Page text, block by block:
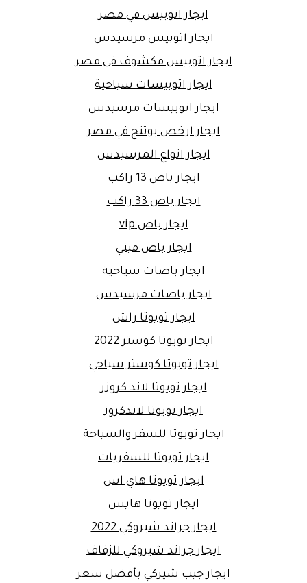
ايجار اتوبيس في مصر
ايجار اتوبيس مرسيدس
ايجار اتوبيس مكشوف فى مصر
ايجار اتوبيسات سياحية
ايجار اتوبيسات مرسيدس
ايجار ارخص يوتنج في مصر
ايجار انواع المرسيدس
ايجار باص 13 راكب
ايجار باص 33 راكب
ايجار باص vip
ايجار باص ميني
ايجار باصات سياحية
ايجار باصات مرسيدس
ايجار تويوتا راش
ايجار تويوتا كوستر 2022
ايجار تويوتا كوستر سياحي
ايجار تويوتا لاند كروزر
ايجار تويوتا لاندكروز
ايجار تويوتا للسفر والسياحة
ايجار تويوتا للسفريات
ايجار تويوتا هاي اس
ايجار تويوتا هايس
ايجار جراند شيروكي 2022
ايجار جراند شيروكي للزفاف
ايجار جيب شيركي بأفضل سعر